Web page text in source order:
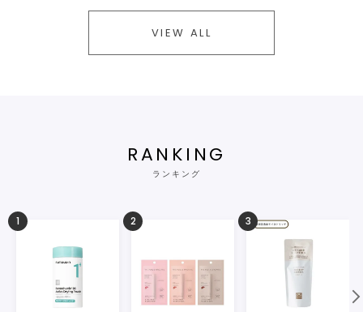
VIEW ALL
RANKING
ランキング
1 2 3